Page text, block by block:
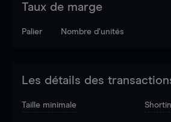
Taux de marge
Palier Nombre d’unités
Les détails des
Taille minimale